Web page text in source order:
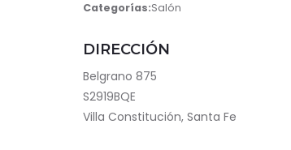
Categorías:Salón
DIRECCIÓN
Belgrano 875
S2919BQE
Villa Constitución, Santa Fe